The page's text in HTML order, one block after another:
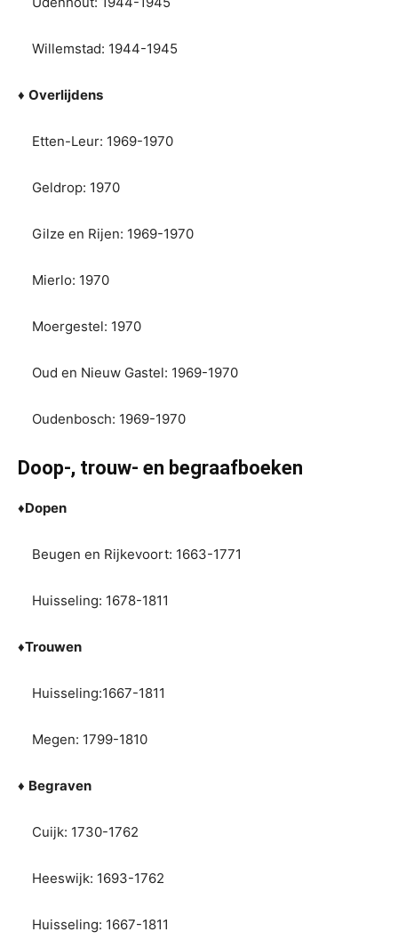
Willemstad: 1944-1945
♦ Overlijdens
Etten-Leur: 1969-1970
Geldrop: 1970
Gilze en Rijen: 1969-1970
Mierlo: 1970
Moergestel: 1970
Oud en Nieuw Gastel: 1969-1970
Oudenbosch: 1969-1970
Doop-, trouw- en begraafboeken
♦Dopen
Beugen en Rijkevoort: 1663-1771
Huisseling: 1678-1811
♦Trouwen
Huisseling:1667-1811
Megen: 1799-1810
♦ Begraven
Cuijk: 1730-1762
Heeswijk: 1693-1762
Huisseling: 1667-1811